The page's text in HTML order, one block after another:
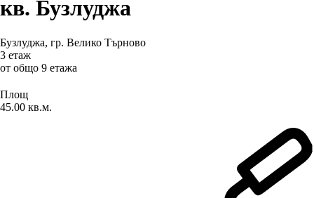
кв. Бузлуджа
Бузлуджа, гр. Велико Търново
3 етаж
от общо 9 етажа
Площ
45.00 кв.м.